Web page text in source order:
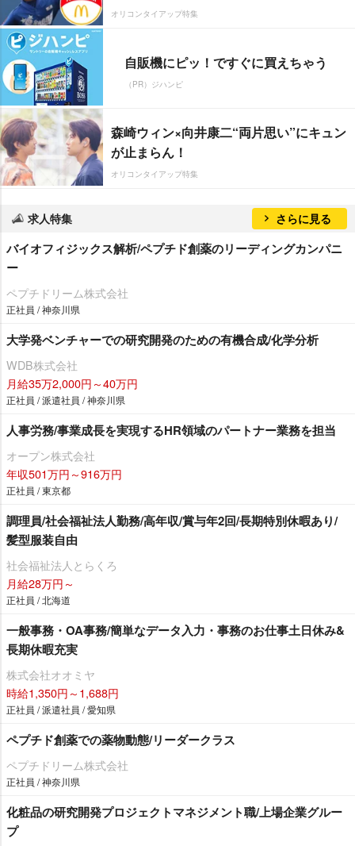
オリコンタイアップ特集
自販機にピッ！ですぐに買えちゃう
（PR）ジハンピ
森崎ウィン×向井康二“両片思い”にキュン
が止まらん！
オリコンタイアップ特集
求人特集 さらに見る
バイオフィジックス解析/ペプチド創薬のリーディングカンパニ
ー
ペプチドリーム株式会社
正社員 / 神奈川県
大学発ベンチャーでの研究開発のための有機合成/化学分析
WDB株式会社
月給35万2,000円～40万円
正社員 / 派遣社員 / 神奈川県
人事労務/事業成長を実現するHR領域のパートナー業務を担当
オープン株式会社
年収501万円～916万円
正社員 / 東京都
調理員/社会福祉法人勤務/高年収/賞与年2回/長期特別休暇あり/
髪型服装自由
社会福祉法人とらくろ
月給28万円～
正社員 / 北海道
一般事務・OA事務/簡単なデータ入力・事務のお仕事土日休み&
長期休暇充実
株式会社オオミヤ
時給1,350円～1,688円
正社員 / 派遣社員 / 愛知県
ペプチド創薬での薬物動態/リーダークラス
ペプチドリーム株式会社
正社員 / 神奈川県
化粧品の研究開発プロジェクトマネジメント職/上場企業グルー
プ